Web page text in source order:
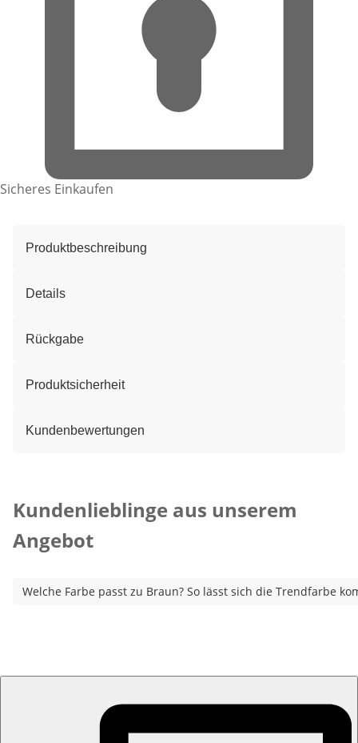
Sicheres Einkaufen
Produktbeschreibung
Details
Rückgabe
Produktsicherheit
Kundenbewertungen
Kundenlieblinge aus unserem
Angebot
Welche Farbe passt zu Braun? So lässt sich die Trendfarbe